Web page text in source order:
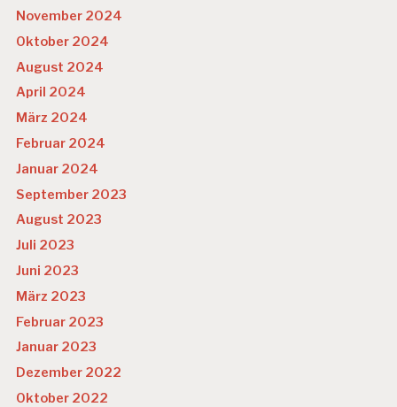
November 2024
Oktober 2024
August 2024
April 2024
März 2024
Februar 2024
Januar 2024
September 2023
August 2023
Juli 2023
Juni 2023
März 2023
Februar 2023
Januar 2023
Dezember 2022
Oktober 2022